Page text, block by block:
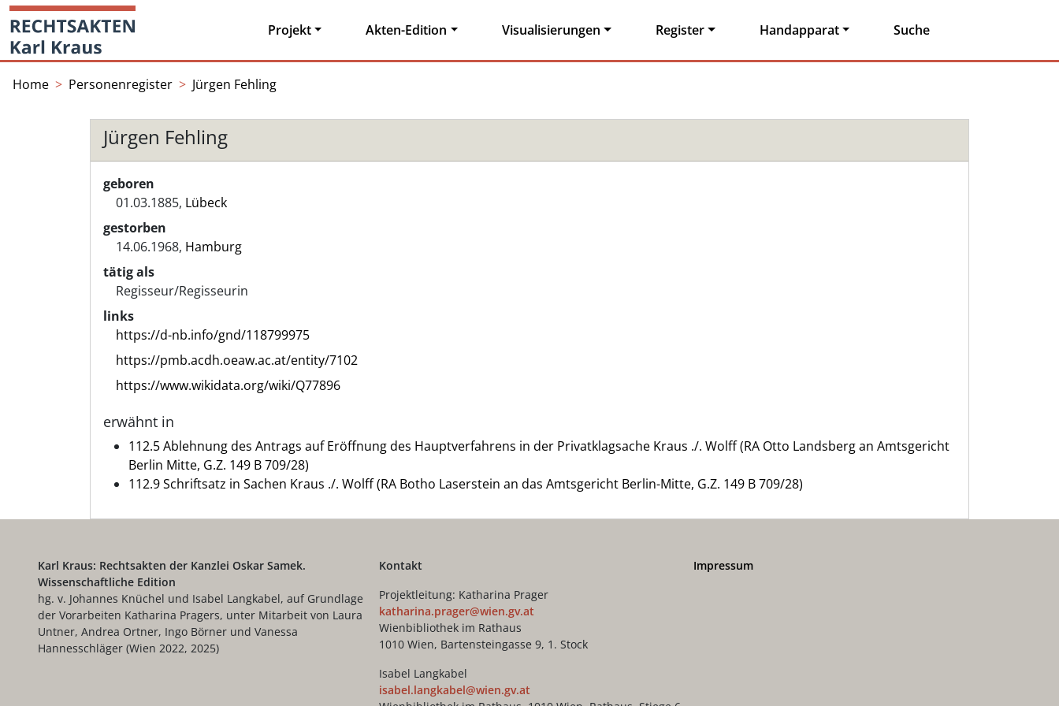
Skip
content
Startseite
Projekt Akten-Edition Visualisierungen Register Handapparat Suche
Home Personenregister Jürgen Fehling
Jürgen Fehling
geboren
01.03.1885, Lübeck
gestorben
14.06.1968, Hamburg
tätig als
Regisseur/Regisseurin
links
https://d-nb.info/gnd/118799975
https://pmb.acdh.oeaw.ac.at/entity/7102
https://www.wikidata.org/wiki/Q77896
erwähnt in
112.5 Ablehnung des Antrags auf Eröffnung des Hauptverfahrens in der Privatklagsache Kraus ./. Wolff (RA Otto Landsberg an Amtsgericht
Berlin Mitte, G.Z. 149 B 709/28)
112.9 Schriftsatz in Sachen Kraus ./. Wolff (RA Botho Laserstein an das Amtsgericht Berlin-Mitte, G.Z. 149 B 709/28)
Karl Kraus: Rechtsakten der Kanzlei Oskar Samek.
Wissenschaftliche Edition
hg. v. Johannes Knüchel und Isabel Langkabel, auf Grundlage
der Vorarbeiten Katharina Pragers, unter Mitarbeit von Laura
Untner, Andrea Ortner, Ingo Börner und Vanessa
Hannesschläger (Wien 2022, 2025)
Kontakt
Projektleitung: Katharina Prager
katharina.prager@wien.gv.at
Wienbibliothek im Rathaus
1010 Wien, Bartensteingasse 9, 1. Stock
Isabel Langkabel
isabel.langkabel@wien.gv.at
Impressum